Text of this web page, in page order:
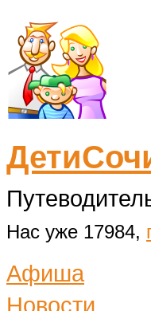
Нас уже 17984,
Афиша
Новости